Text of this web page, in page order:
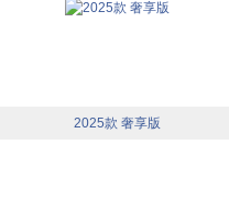
2025款 奢享版